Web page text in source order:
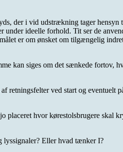
der i vid udstrækning tager hensyn
ideelle forhold. Tit ser de
er om ønsket om tilgængelig
kan siges om det sænkede fortov,
retningsfelter ved start og eventuelt
placeret hvor kørestolsbrugere skal
Eller hvad tænker I?